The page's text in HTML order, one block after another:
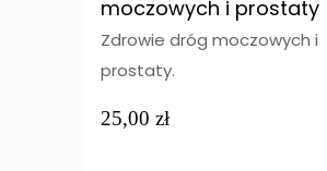
moczowych i prostaty
Zdrowie dróg moczowych i
prostaty.
25,00 zł